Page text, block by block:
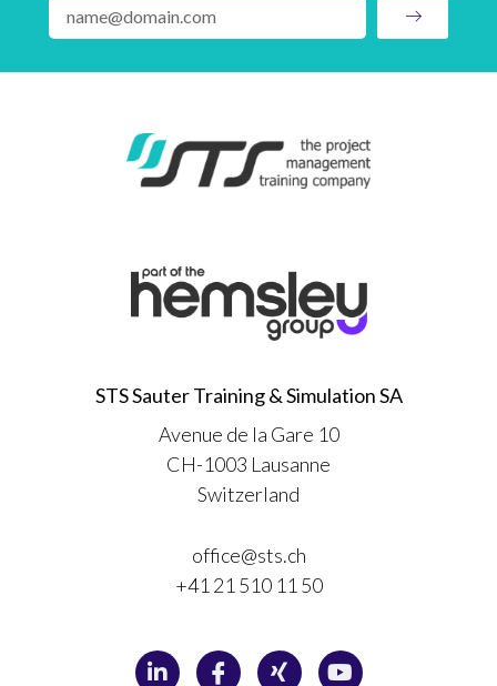
STS Sauter Training & Simulation SA
Avenue de la Gare 10
CH-1003 Lausanne
Switzerland
office@sts.ch
+41 21 510 11 50